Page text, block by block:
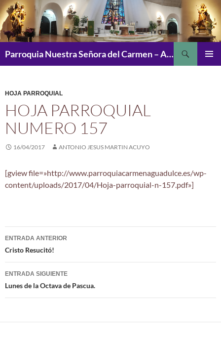
Saltar
al
contenido
Parroquia Nuestra Señora del Carmen – Aguadulce
HOJA PARROQUIAL
HOJA PARROQUIAL
NUMERO 157
16/04/2017 ANTONIO JESUS MARTIN ACUYO
[gview file=»http://www.parroquiacarmenaguadulce.es/wp-
content/uploads/2017/04/Hoja-parroquial-n-157.pdf»]
Navegación
de
entradas
ENTRADA ANTERIOR
Cristo Resucitó!
ENTRADA SIGUIENTE
Lunes de la Octava de Pascua.